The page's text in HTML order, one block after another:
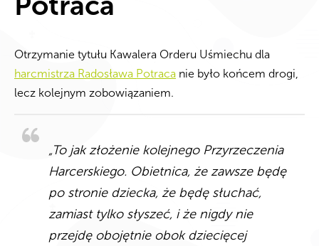
Otrzymanie tytułu Kawalera Orderu Uśmiechu dla
harcmistrza Radosława Potraca nie było końcem drogi,
lecz kolejnym zobowiązaniem.
„To jak złożenie kolejnego Przyrzeczenia
Harcerskiego. Obietnica, że zawsze będę
po stronie dziecka, że będę słuchać,
zamiast tylko słyszeć, i że nigdy nie
przejdę obojętnie obok dziecięcej